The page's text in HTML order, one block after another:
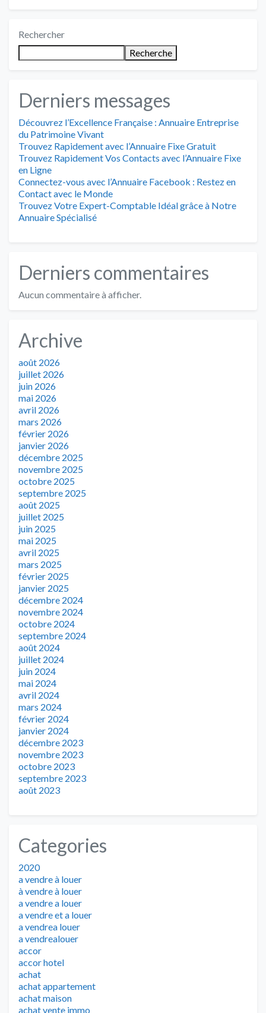
Rechercher
Recherche
Derniers messages
Découvrez l’Excellence Française : Annuaire Entreprise
du Patrimoine Vivant
Trouvez Rapidement avec l’Annuaire Fixe Gratuit
Trouvez Rapidement Vos Contacts avec l’Annuaire Fixe
en Ligne
Connectez-vous avec l’Annuaire Facebook : Restez en
Contact avec le Monde
Trouvez Votre Expert-Comptable Idéal grâce à Notre
Annuaire Spécialisé
Derniers commentaires
Aucun commentaire à afficher.
Archive
août 2026
juillet 2026
juin 2026
mai 2026
avril 2026
mars 2026
février 2026
janvier 2026
décembre 2025
novembre 2025
octobre 2025
septembre 2025
août 2025
juillet 2025
juin 2025
mai 2025
avril 2025
mars 2025
février 2025
janvier 2025
décembre 2024
novembre 2024
octobre 2024
septembre 2024
août 2024
juillet 2024
juin 2024
mai 2024
avril 2024
mars 2024
février 2024
janvier 2024
décembre 2023
novembre 2023
octobre 2023
septembre 2023
août 2023
Categories
2020
a vendre à louer
à vendre à louer
a vendre a louer
a vendre et a louer
a vendrea louer
a vendrealouer
accor
accor hotel
achat
achat appartement
achat maison
achat vente immo